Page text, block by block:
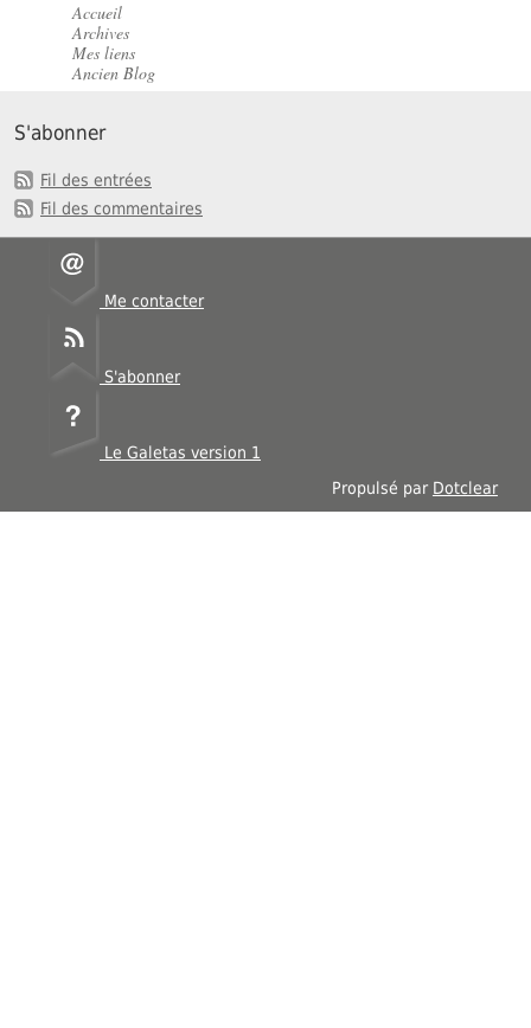
Accueil
Archives
Mes liens
Ancien Blog
S'abonner
Fil des entrées
Fil des commentaires
Me contacter
S'abonner
Le Galetas version 1
Propulsé par Dotclear